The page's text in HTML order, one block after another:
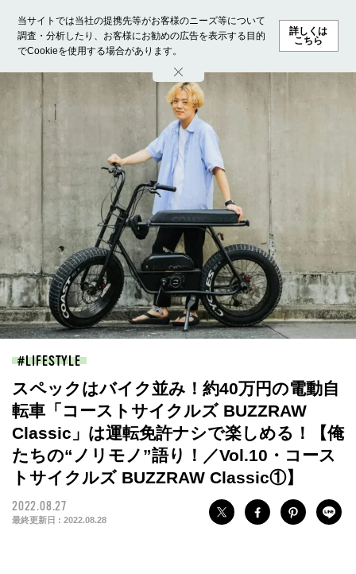
当サイトでは当社の提携先等がお客様のニーズ等について
調査・分析したり、お客様にお勧めの広告を表示する目的
でCookieを使用する場合があります。
詳しくは
こちら
ホーム モデル募集 ランキング ファッション ビューテ
LIFESTYLE
スペックはバイク並み！約40万円の電動自
転車「コーストサイクルズ BUZZRAW
Classic」は運転免許ナシで楽しめる！【俺
たちの“ノリモノ”語り！／Vol.10・コース
トサイクルズ BUZZRAW Classic①】
2022.08.27
最終更新日 : 2022.08.28